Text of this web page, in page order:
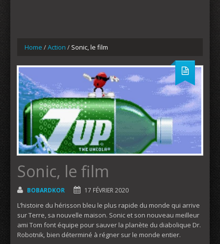
Home /Action / Sonic, le film
Sonic, le film
BOBARDKOR 17 FÉVRIER 2020
L’histoire du hérisson bleu le plus rapide du monde qui arrive
sur Terre, sa nouvelle maison. Sonic et son nouveau meilleur
ami Tom font équipe pour sauver la planète du diabolique Dr.
Robotnik, bien déterminé à régner sur le monde entier.